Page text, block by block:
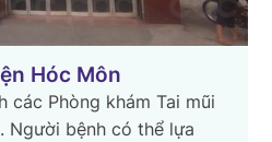
Hóc Môn
các Phòng khám Tai mũi
Người bệnh có thể lựa